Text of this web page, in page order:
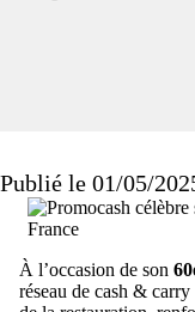
Publié le 01/05/
À l’occasion de son
réseau de cash &